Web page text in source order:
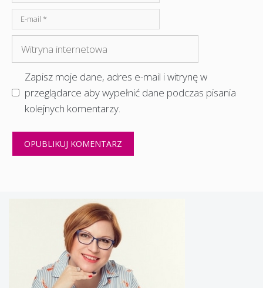
mail
internetowa
Zapisz moje dane, adres e-mail i witrynę w
przeglądarce aby wypełnić dane podczas pisania
kolejnych komentarzy.